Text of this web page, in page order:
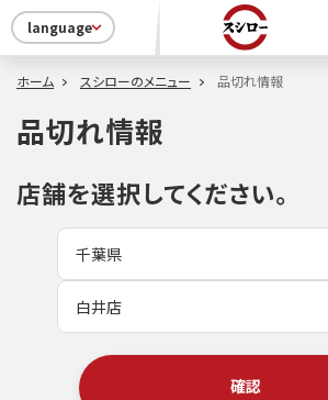
language
ホーム スシローのメニュー 品切れ情報
品切れ情報
店舗を選択してください。
確認